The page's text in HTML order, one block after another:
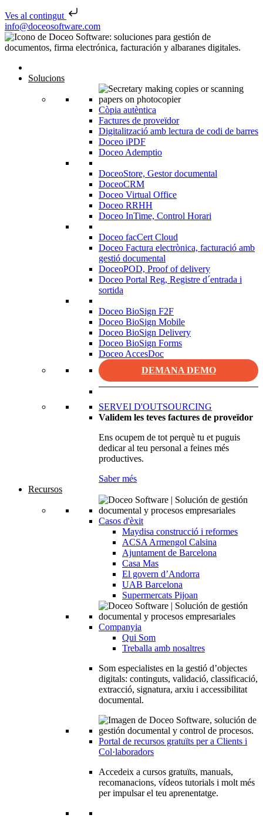
Ves al contingut
Skip to content
info@doceosoftware.com
Navegació d'entrades
Solucions
Còpia autèntica
Factures de proveïdor
Digitalització amb lectura de codi de barres
Doceo iPDF
Doceo Ademptio
DoceoStore, Gestor documental
DoceoCRM
Doceo Virtual Office
Doceo RRHH
Doceo InTime, Control Horari
Doceo facCert Cloud
Doceo Factura electrònica, facturació amb
gestió documental
DoceoPOD, Proof of delivery
Doceo Portal Reg, Registre d´entrada i
sortida
Doceo BioSign F2F
Doceo BioSign Mobile
Doceo BioSign Delivery
Doceo BioSign Forms
Doceo AccesDoc
DEMANA DEMO
SERVEI D'OUTSOURCING
Validem les teves factures de proveïdor
Ens ocupem de tot perquè tu et puguis
dedicar al teu personal a feines més
productives.
Saber més
Recursos
Casos d'èxit
Maydisa construcció i reformes
ACSA Armengol Calsina
Ajuntament de Barcelona
Casa Mas
El govern d’Andorra
UAB Barcelona
Supermercats Pijoan
Companyia
Qui Som
Treballa amb nosaltres
Som especialistes en la gestió d’objectes
digitals: continguts, validació, classificació,
extracció, signatura, arxiu i accessibilitat
documental.
Portal de recursos gratuïts per a Clients i
Col·laboradors
Accedeix a cursos gratuïts, manuals,
recomanacions, vídeos tutorials i molt més
per impulsar el teu aprenentatge.